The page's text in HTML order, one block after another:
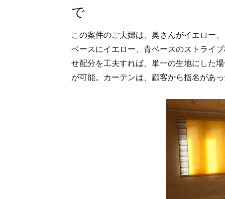
で
この案件のご夫婦は、奥さんがイエロー
ベースにイエロー、青ベースのストライ
せ配分を工夫すれば、単一の生地にした
が可能。カーテンは、顧客から指名があ